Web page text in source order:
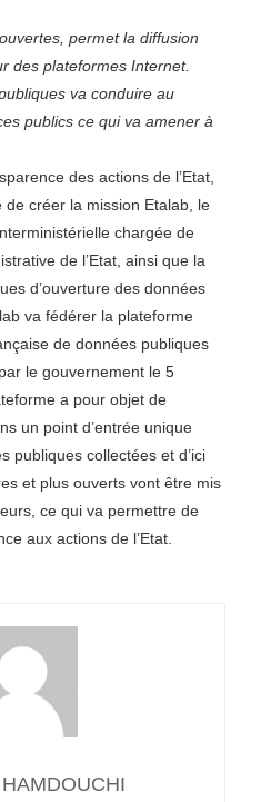
permet la diffusion
des plateformes Internet.
va conduire au
publics ce qui va amener à
des actions de l’Etat,
créer la mission Etalab, le
chargée de
de l’Etat, ainsi que la
d’ouverture des données
va fédérer la plateforme
de données publiques
le gouvernement le 5
a pour objet de
un point d’entrée unique
publiques collectées et d’ici
et plus ouverts vont être mis
ce qui va permettre de
aux actions de l’Etat.